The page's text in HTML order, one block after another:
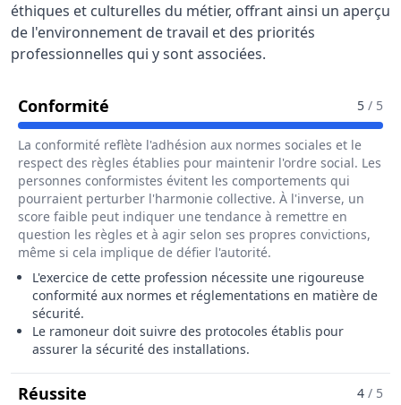
éthiques et culturelles du métier, offrant ainsi un aperçu
de l'environnement de travail et des priorités
professionnelles qui y sont associées.
Conformité Pour Le Métier De Ramoneur /5 / 5
La conformité reflète l'adhésion aux normes sociales et le
respect des règles établies pour maintenir l'ordre social. Les
personnes conformistes évitent les comportements qui
pourraient perturber l'harmonie collective. À l'inverse, un
score faible peut indiquer une tendance à remettre en
question les règles et à agir selon ses propres convictions,
même si cela implique de défier l'autorité.
L'exercice de cette profession nécessite une rigoureuse
conformité aux normes et réglementations en matière de
sécurité.
Le ramoneur doit suivre des protocoles établis pour
assurer la sécurité des installations.
Réussite Pour Le Métier De Ramoneur / 4 / 5